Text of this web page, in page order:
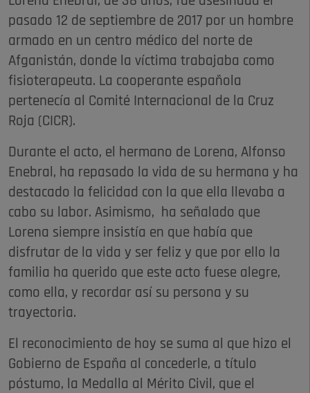
pasado 12 de septiembre de 2017 por un hombre
armado en un centro médico del norte de
Afganistán, donde la víctima trabajaba como
fisioterapeuta. La cooperante española
pertenecía al Comité Internacional de la Cruz
Roja (CICR).
Durante el acto, el hermano de Lorena, Alfonso
Enebral, ha repasado la vida de su hermana y ha
destacado la felicidad con la que ella llevaba a
cabo su labor. Asimismo, ha señalado que
Lorena siempre insistía en que había que
disfrutar de la vida y ser feliz y que por ello la
familia ha querido que este acto fuese alegre,
como ella, y recordar así su persona y su
trayectoria.
El reconocimiento de hoy se suma al que hizo el
Gobierno de España al concederle, a título
póstumo, la Medalla al Mérito Civil, que el